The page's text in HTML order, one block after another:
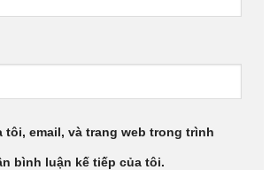
tôi, email, và trang web trong trình
bình luận kế tiếp của tôi.